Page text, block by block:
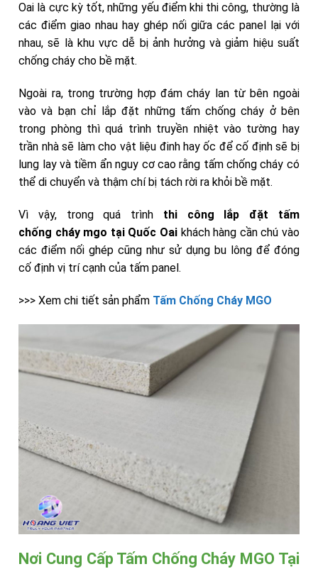
Oai là cực kỳ tốt, những yếu điểm khi thi công, thường là
các điểm giao nhau hay ghép nối giữa các panel lại với
nhau, sẽ là khu vực dễ bị ảnh hưởng và giảm hiệu suất
chống cháy cho bề mặt.
Ngoài ra, trong trường hợp đám cháy lan từ bên ngoài
vào và bạn chỉ lắp đặt những tấm chống cháy ở bên
trong phòng thì quá trình truyền nhiệt vào tường hay
trần nhà sẽ làm cho vật liệu đinh hay ốc để cố định sẽ bị
lung lay và tiềm ẩn nguy cơ cao rằng tấm chống cháy có
thể di chuyển và thậm chí bị tách rời ra khỏi bề mặt.
Vì vậy, trong quá trình thi công lắp đặt tấm
chống cháy mgo tại Quốc Oai khách hàng cần chú vào
các điểm nối ghép cũng như sử dụng bu lông để đóng
cố định vị trí cạnh của tấm panel.
>>> Xem chi tiết sản phẩm Tấm Chống Cháy MGO
Nơi Cung Cấp Tấm Chống Cháy MGO Tại